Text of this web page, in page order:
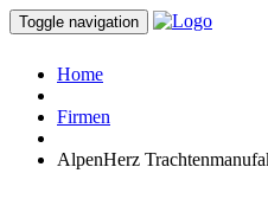
Toggle navigation
Home
Firmen
AlpenHerz